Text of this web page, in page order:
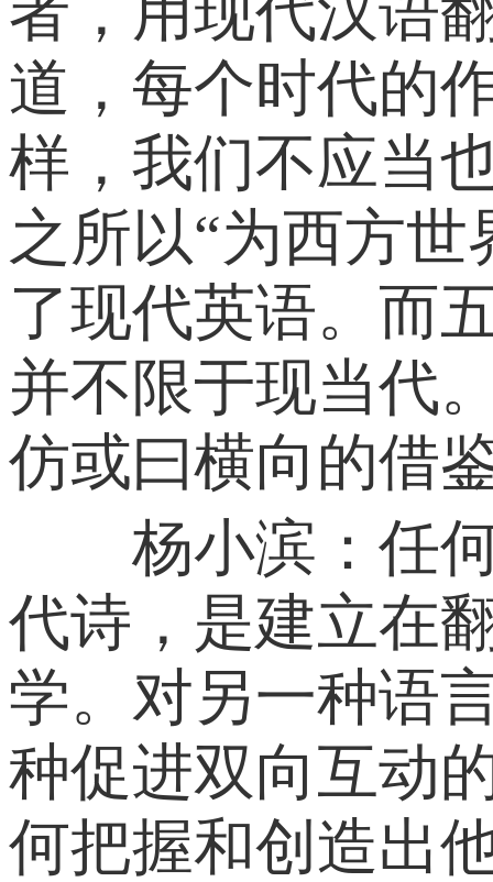
道，每个时代的
样，我们不应当
之所以“为西方
了现代英语。而
并不限于现当代
仿或曰横向的借
杨小滨：任何
代诗，是建立在
学。对另一种语
种促进双向互动
何把握和创造出